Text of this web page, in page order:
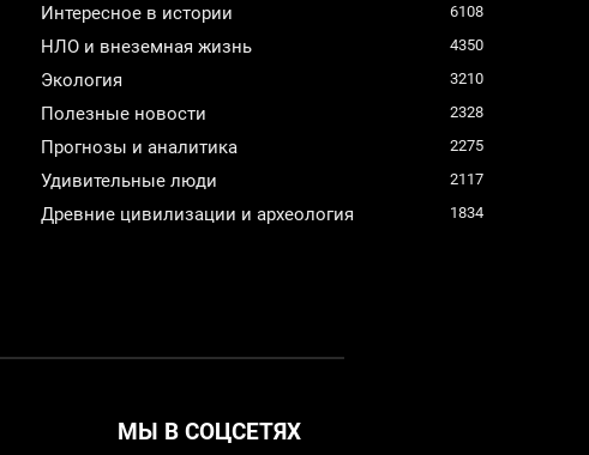
Интересное в истории 6108
НЛО и внеземная жизнь 4350
Экология 3210
Полезные новости 2328
Прогнозы и аналитика 2275
Удивительные люди 2117
Древние цивилизации и археология 1834
МЫ В СОЦСЕТЯХ